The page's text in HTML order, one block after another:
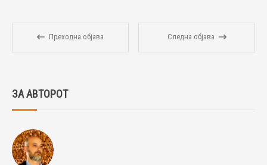
Преходна објава Следна објава
ЗА АВТОРОТ